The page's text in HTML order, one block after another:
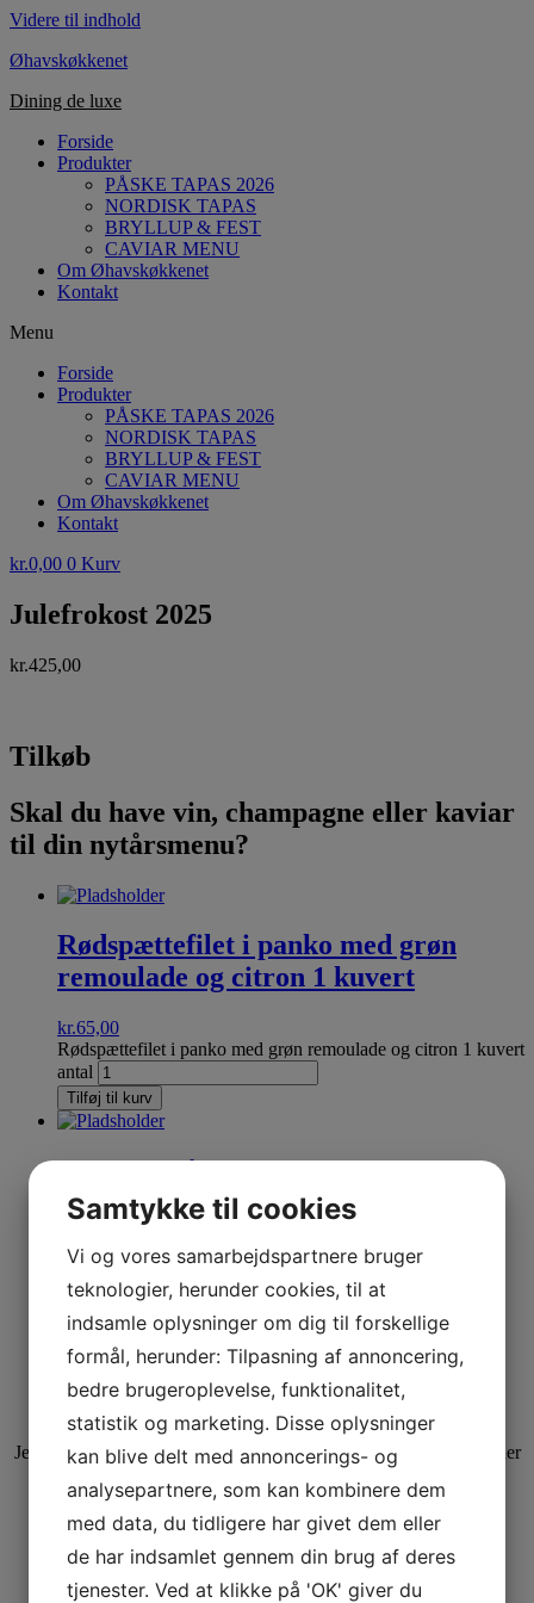
Videre til indhold
Øhavskøkkenet
Dining de luxe
Forside
Produkter
PÅSKE TAPAS 2026
NORDISK TAPAS
BRYLLUP & FEST
CAVIAR MENU
Om Øhavskøkkenet
Kontakt
Menu
Forside
Produkter
PÅSKE TAPAS 2026
NORDISK TAPAS
BRYLLUP & FEST
CAVIAR MENU
Om Øhavskøkkenet
Kontakt
kr.0,00 0 Kurv
Julefrokost 2025
kr.425,00
Tilkøb
Skal du have vin, champagne eller kaviar
til din nytårsmenu?
Rødspættefilet i panko med grøn
remoulade og citron 1 kuvert
kr.65,00
Rødspættefilet i panko med grøn remoulade og citron 1 kuvert
antal
Tilføj til kurv
3 danske gårdoste med lækkerier! 1
kuvert
kr.85,00
Tilføj til kurv
Julefrokost ud af huset
familien, vennerne og kollegaerne
Jeg har lavet en julefrokost i 7 serveringer af de lækreste råvare, der
er lige til at sætte på bordet og nyde.
Så slip for julestress og bestil jeres julefrokost hos mig
Julefrokost menu
Samtykke til cookies
Vi og vores samarbejdspartnere bruger
teknologier, herunder cookies, til at
indsamle oplysninger om dig til forskellige
formål, herunder: Tilpasning af annoncering,
bedre brugeroplevelse, funktionalitet,
statistik og marketing. Disse oplysninger
kan blive delt med annoncerings- og
analysepartnere, som kan kombinere dem
med data, du tidligere har givet dem eller
de har indsamlet gennem din brug af deres
tjenester. Ved at klikke på 'OK' giver du